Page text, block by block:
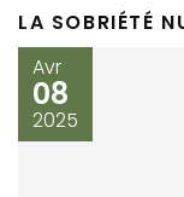
LA SOBRIÉTÉ
Avr
08
2025